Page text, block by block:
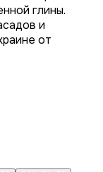
глины.
и
от